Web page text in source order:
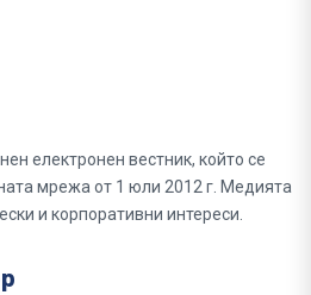
електронен вестник, който се
мрежа от 1 юли 2012 г. Медията
и корпоративни интереси.